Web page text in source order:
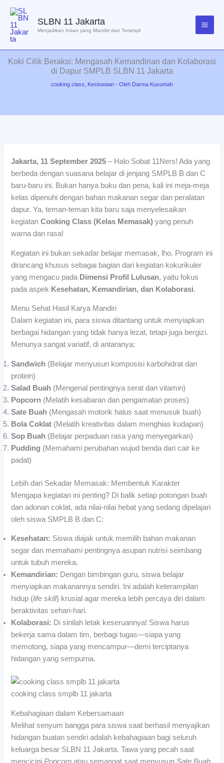
konten
SLBN 11 Jakarta
Menjadikan Insan yang Mandiri dan Terampil
Koki Cilik Beraksi: Mengasah Kemandirian dan Kolaborasi
di Dapur SMPLB SLBN 11 Jakarta
cooking class Kesiswaan - Oleh Darma Kusumah
Jakarta, 11 September 2025 – Halo Sobat 11Ners! Ada yang
berbeda dengan suasana belajar di jenjang SMPLB B dan C
baru-baru ini. Bukan hanya buku dan pena, kali ini meja-meja
kelas dipenuhi dengan bahan makanan segar dan peralatan
dapur. Ya, teman-teman kita baru saja menyelesaikan
kegiatanCooking Class (Kelas Memasak) yang penuh
warna dan rasa!
Kegiatan ini bukan sekadar belajar memasak, lho. Program ini
dirancang khusus sebagai bagian dari kegiatan kokurikuler
yang mengacu pada Dimensi Profil Lulusan, yaitu fokus
pada aspek Kesehatan, Kemandirian, dan Kolaborasi.
Menu Sehat Hasil Karya Mandiri
Dalam kegiatan ini, para siswa ditantang untuk menyiapkan
berbagai hidangan yang tidak hanya lezat, tetapi juga bergizi.
Menunya sangat variatif, di antaranya:
Sandwich (Belajar menyusun komposisi karbohidrat dan
protein)
Salad Buah (Mengenal pentingnya serat dan vitamin)
Popcorn (Melatih kesabaran dan pengamatan proses)
Sate Buah (Mengasah motorik halus saat menusuk buah)
Bola Coklat (Melatih kreativitas dalam menghias kudapan)
Sop Buah (Belajar perpaduan rasa yang menyegarkan)
Pudding (Memahami perubahan wujud benda dari cair ke
padat)
Lebih dari Sekadar Memasak: Membentuk Karakter
Mengapa kegiatan ini penting? Di balik setiap potongan buah
dan adonan coklat, ada nilai-nilai hebat yang sedang dipelajari
oleh siswa SMPLB B dan C:
Kesehatan: Siswa diajak untuk memilih bahan makanan
segar dan memahami pentingnya asupan nutrisi seimbang
untuk tubuh mereka.
Kemandirian: Dengan bimbingan guru, siswa belajar
menyiapkan makanannya sendiri. Ini adalah keterampilan
hidup (life skill) krusial agar mereka lebih percaya diri dalam
beraktivitas sehari-hari.
Kolaborasi: Di sinilah letak keseruannya! Siswa harus
bekerja sama dalam tim, berbagi tugas—siapa yang
memotong, siapa yang mencampur—demi terciptanya
hidangan yang sempurna.
cooking class smplb 11 jakarta
Kebahagiaan dalam Kebersamaan
Melihat senyum bangga para siswa saat berhasil menyajikan
hidangan buatan sendiri adalah kebahagiaan bagi seluruh
keluarga besar SLBN 11 Jakarta. Tawa yang pecah saat